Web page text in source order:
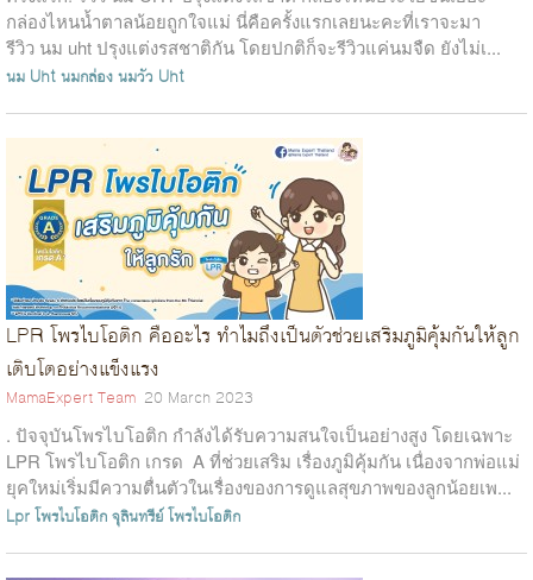
กล่องไหนน้ำตาลน้อยถูกใจแม่ นี่คือครั้งแรกเลยนะคะที่เราจะมา
รีวิว นม uht ปรุงแต่งรสชาติกัน โดยปกติก็จะรีวิวแค่นมจืด ยังไม่เ...
นม Uhtนมกล่องนมวัว Uht
LPR โพรไบโอติก คืออะไร ทำไมถึงเป็นตัวช่วยเสริมภูมิคุ้มกันให้ลูก
เติบโตอย่างแข็งแรง
MamaExpert Team 20 March 2023
. ปัจจุบันโพรไบโอติก กำลังได้รับความสนใจเป็นอย่างสูง โดยเฉพาะ
LPR โพรไบโอติก เกรด A ที่ช่วยเสริม เรื่องภูมิคุ้มกัน เนื่องจากพ่อแม่
ยุคใหม่เริ่มมีความตื่นตัวในเรื่องของการดูแลสุขภาพของลูกน้อยเพ...
Lpr โพรไบโอติกจุลินทรีย์โพรไบโอติก